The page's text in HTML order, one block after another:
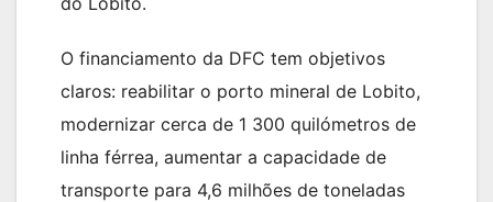
O financiamento da DFC tem objetivos
claros: reabilitar o porto mineral de Lobito,
modernizar cerca de 1 300 quilómetros de
linha férrea, aumentar a capacidade de
transporte para 4,6 milhões de toneladas